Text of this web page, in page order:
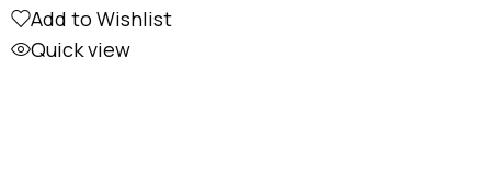
Add to Wishlist
Quick view